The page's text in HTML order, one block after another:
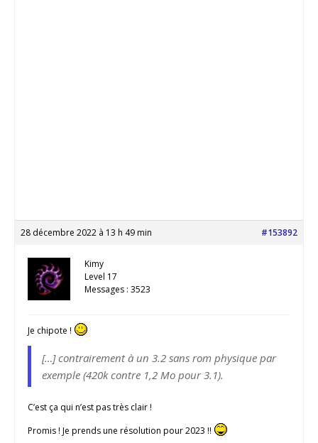
28 décembre 2022 à 13 h 49 min #153892
Kimy
Level 17
Messages : 3523
Je chipote !
[…] contrairement à un 3.2 sans rom physique par
exemple (420k contre 1,2 Mo pour 3.1).
C’est ça qui n’est pas très clair !
Promis ! Je prends une résolution pour 2023 !!